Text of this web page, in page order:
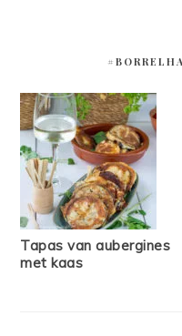
Tapas van aubergines
met kaas